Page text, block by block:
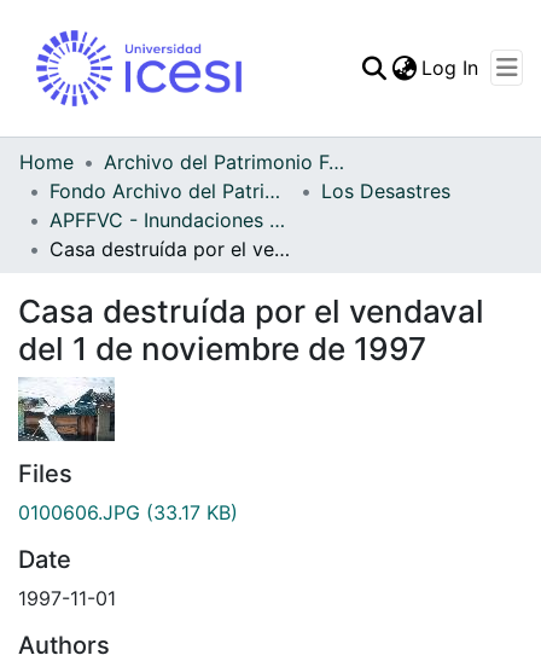
Statistics
Log In
Home
Archivo del Patrimonio Fotográfico y Fílmico del Valle del Cauca
Fondo Archivo del Patrimonio Fotográfico y Fílmico del Valle del Cauca
Los Desastres
APFFVC - Inundaciones - Patrimonial
Casa destruída por el vendaval del 1 de noviembre de 1997
Casa destruída por el vendaval
del 1 de noviembre de 1997
Files
0100606.JPG (33.17 KB)
Date
1997-11-01
Authors